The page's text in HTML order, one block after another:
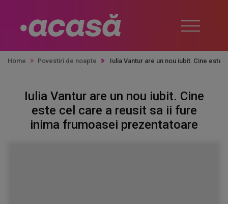
Home Povestiri de noapte Iulia Vantur are un nou iubit. Cine
Iulia Vantur are un nou iubit. Cine
este cel care a reusit sa ii fure
inima frumoasei prezentatoare